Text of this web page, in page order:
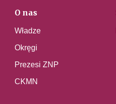
O nas
Władze
Okręgi
Prezesi ZNP
CKMN